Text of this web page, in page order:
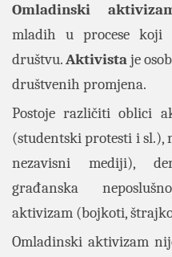
Omladinski
mladih u procese
društvu.Aktivistaje
društvenih promjena.
Postoje različiti oblici
(studentski protesti i
nezavisni mediji),
građanska
aktivizam (bojkoti,
Omladinski aktivizam